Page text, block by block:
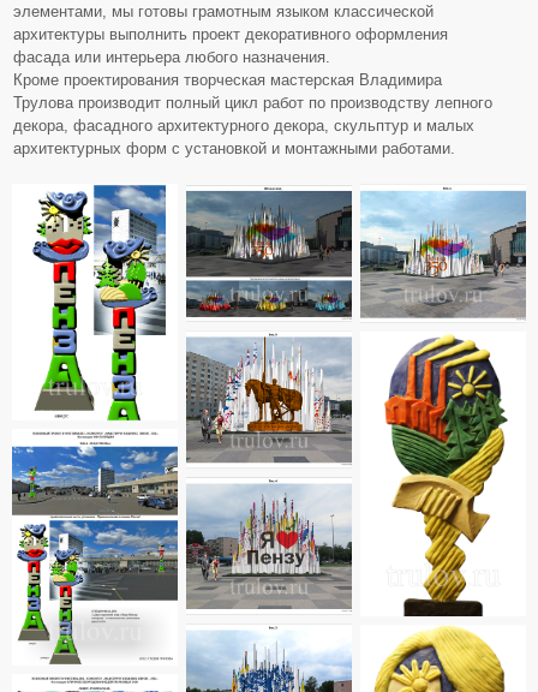
элементами, мы готовы грамотным языком классической
архитектуры выполнить проект декоративного оформления
фасада или интерьера любого назначения.
Кроме проектирования творческая мастерская Владимира
Трулова производит полный цикл работ по производству лепного
декора, фасадного архитектурного декора, скульптур и малых
архитектурных форм с установкой и монтажными работами.